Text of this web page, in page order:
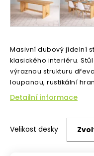
Velikost desky
Masivní dubový jídelní
klasického interiéru.
výraznou strukturu
loupanou, rustikální
Detailní informace